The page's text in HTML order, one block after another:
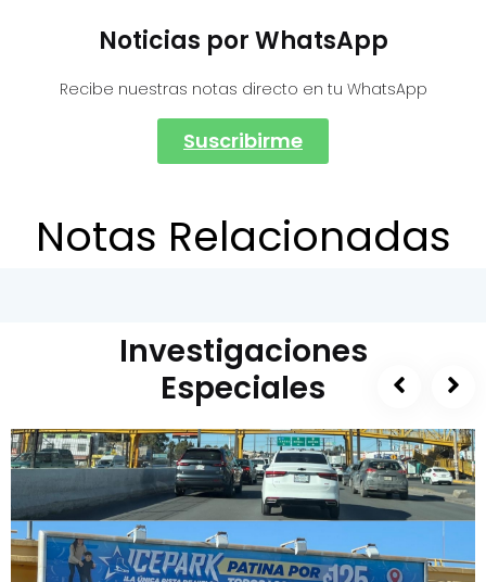
Noticias por WhatsApp
Recibe nuestras notas directo en tu WhatsApp
Suscribirme
Notas Relacionadas
Investigaciones
Especiales